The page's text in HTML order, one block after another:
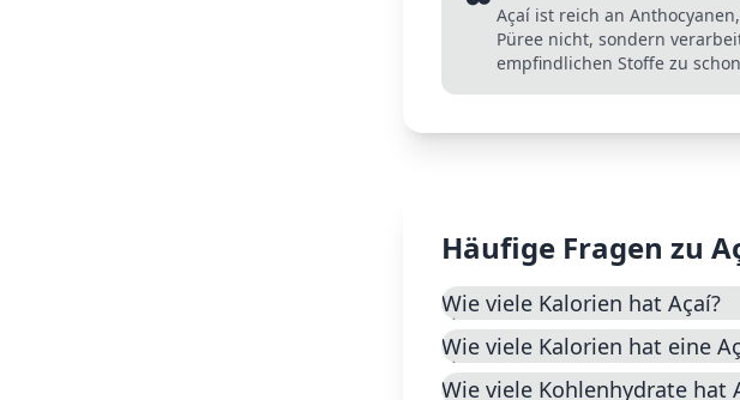
Açaí ist reich an
Püree nicht, sondern
empfindlichen Stoffe zu
Häufige Fragen zu
Wie viele Kalorien hat Açaí?
Wie viele Kalorien hat eine
Wie viele Kohlenhydrate hat